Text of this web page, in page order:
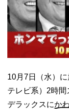
10月7日（水）
テレビ系）2時間
デラックスにか